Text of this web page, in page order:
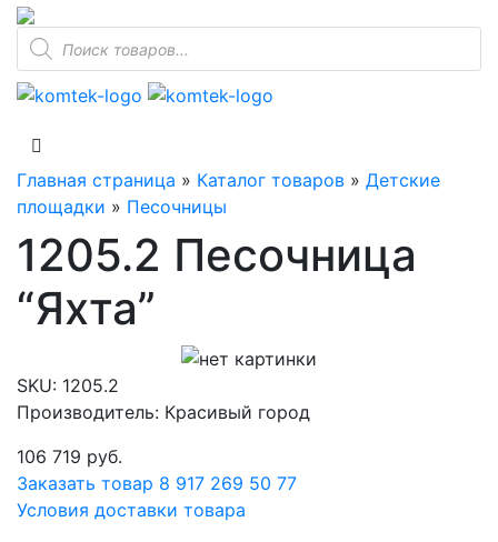
Поиск
товаров
Главная страница » Каталог товаров » Детские
площадки » Песочницы
1205.2 Песочница
“Яхта”
SKU: 1205.2
Производитель: Красивый город
106 719 руб.
Заказать товар 8 917 269 50 77
Условия доставки товара